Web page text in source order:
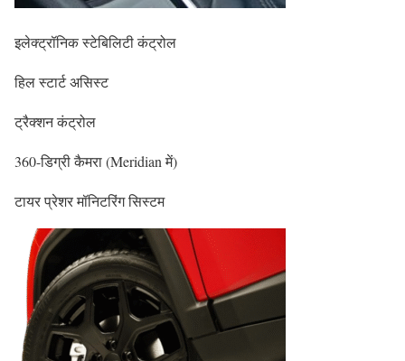
इलेक्ट्रॉनिक स्टेबिलिटी कंट्रोल
हिल स्टार्ट असिस्ट
ट्रैक्शन कंट्रोल
360-डिग्री कैमरा (Meridian में)
टायर प्रेशर मॉनिटरिंग सिस्टम